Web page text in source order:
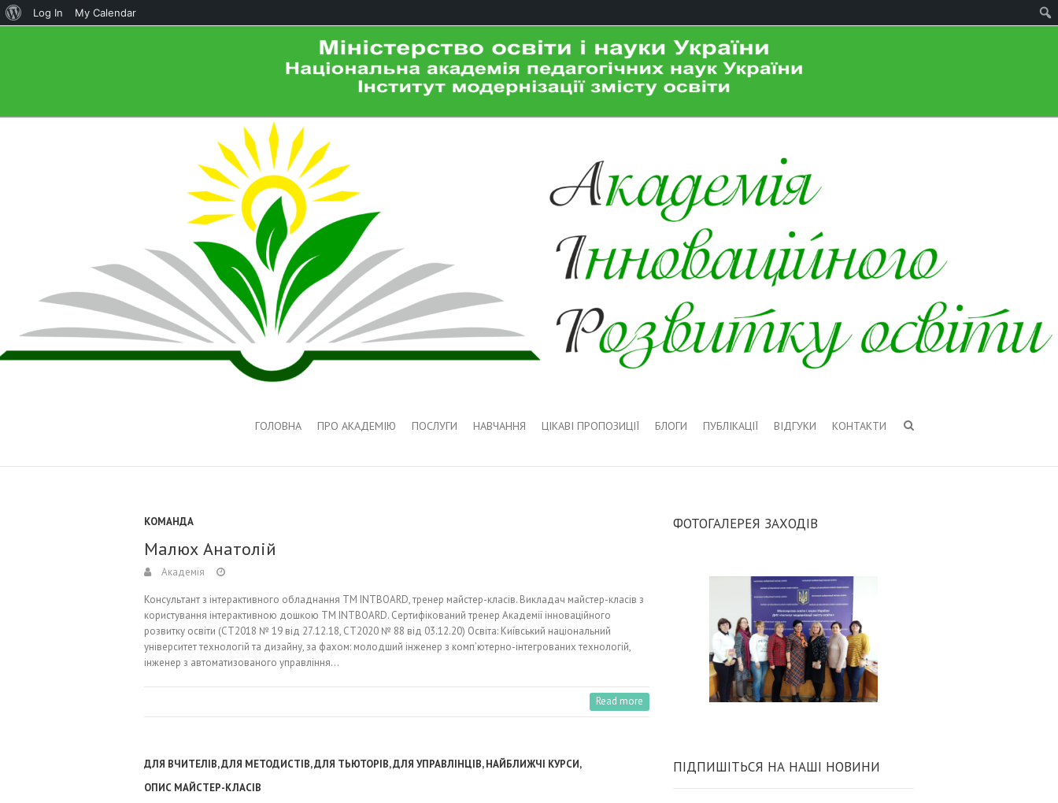
ГОЛОВНА ПРО АКАДЕМІЮ ПОСЛУГИ НАВЧАННЯ ЦІКАВІ ПРОПОЗИЦІЇ БЛОГИ ПУБЛІКАЦІЇ ВІДГУКИ КОНТАКТИ
КОМАНДА
Малюх Анатолій
Академія
Консультант з інтерактивного обладнання ТМ INTBOARD, тренер майстер-класів. Викладач майстер-класів з
користування інтерактивною дошкою ТМ INTBOARD. Сертифікований тренер Академії інноваційного
розвитку освіти (СТ2018 № 19 від 27.12.18, СТ2020 № 88 від 03.12.20) Освіта: Київський національний
університет технологій та дизайну, за фахом: молодший інженер з комп’ютерно-інтегрованих технологій,
інженер з автоматизованого управління…
Read more
ДЛЯ ВЧИТЕЛІВ,ДЛЯ МЕТОДИСТІВ,ДЛЯ ТЬЮТОРІВ,ДЛЯ УПРАВЛІНЦІВ,НАЙБЛИЖЧІ КУРСИ,
ОПИС МАЙСТЕР-КЛАСІВ
ФОТОГАЛЕРЕЯ ЗАХОДІВ
ПІДПИШІТЬСЯ НА НАШІ НОВИНИ
About
Log In My Calendar